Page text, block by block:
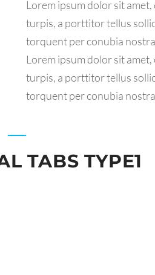
Lorem ipsum dolor sit
turpis, a porttitor tellus
torquent per conubia
Lorem ipsum dolor sit
turpis, a porttitor tellus
torquent per conubia
TABS TYPE1